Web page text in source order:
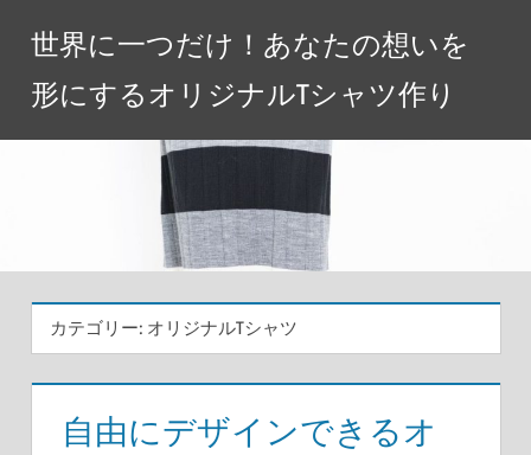
世界に一つだけ！あなたの想いを
形にするオリジナルTシャツ作り
カテゴリー: オリジナルTシャツ
自由にデザインできるオ